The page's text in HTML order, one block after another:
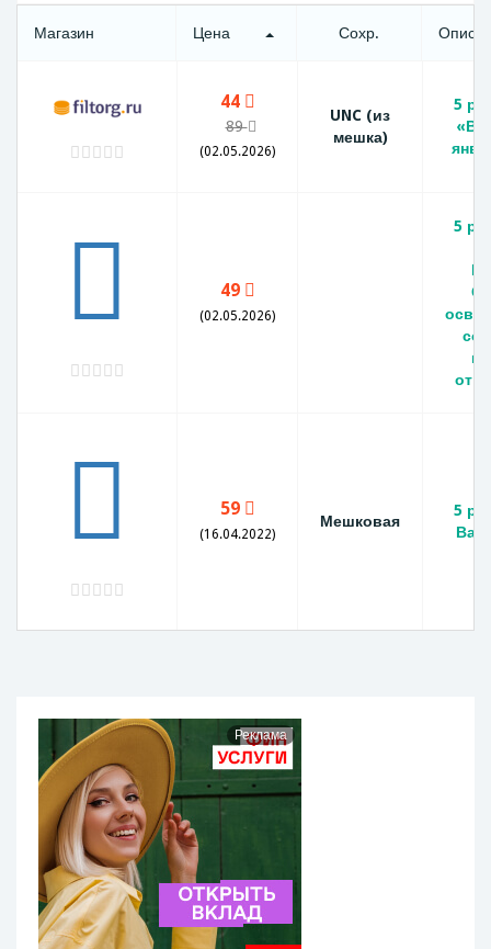
Магазин Цена Сохр.
44
89
(02.05.2026)
UNC (из
мешка)
5
49
(02.05.2026)
5
от
59
(16.04.2022)
Мешковая
5
Реклама